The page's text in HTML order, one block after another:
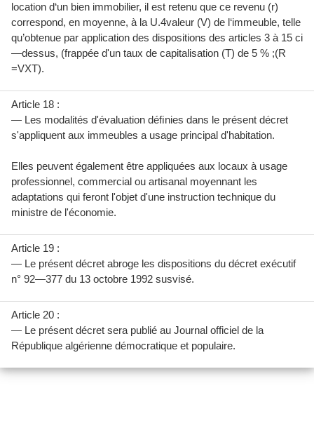
location d‘un bien immobilier, il est retenu que ce revenu (r)
correspond, en moyenne, à la U.4valeur (V) de l‘immeuble, telle
qu’obtenue par application des dispositions des articles 3 à 15 ci
—dessus, (frappée d'un taux de capitalisation (T) de 5 % ;(R
=VXT).
Article 18 :
— Les modalités d'évaluation déﬁnies dans le présent décret
s'appliquent aux immeubles a usage principal d'habitation.
Elles peuvent également être appliquées aux locaux à usage
professionnel, commercial ou artisanal moyennant les
adaptations qui feront l'objet d'une instruction technique du
ministre de l'économie.
Article 19 :
— Le présent décret abroge les dispositions du décret exécutif
n° 92—377 du 13 octobre 1992 susvisé.
Article 20 :
— Le présent décret sera publié au Journal officiel de la
République algérienne démocratique et populaire.